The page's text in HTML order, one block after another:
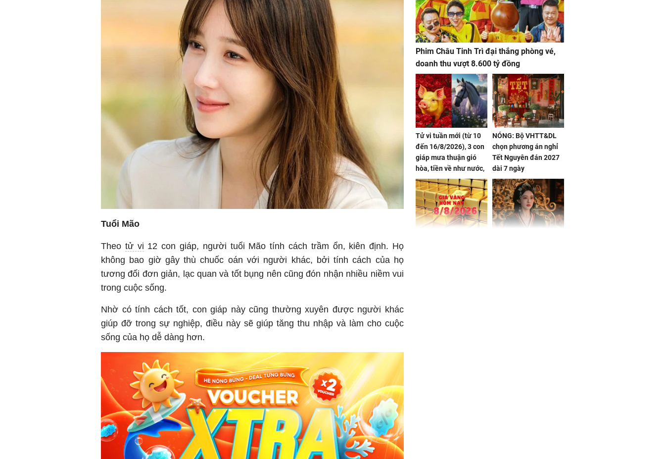
Tuổi Mão
Theo tử vi 12 con giáp, người tuổi Mão tính cách trầm ổn, kiên định. Họ
không bao giờ gây thù chuốc oán với người khác, bởi tính cách của họ
tương đối đơn giản, lạc quan và tốt bụng nên cũng đón nhận nhiều niềm vui
trong cuộc sống.
Nhờ có tính cách tốt, con giáp này cũng thường xuyên được người khác
giúp đỡ trong sự nghiệp, điều này sẽ giúp tăng thu nhập và làm cho cuộc
sống của họ dễ dàng hơn.
Phim Châu Tinh Trì đại thắng phòng vé,
doanh thu vượt 8.600 tỷ đồng
Tử vi tuần mới (từ 10
đến 16/8/2026), 3 con
giáp mưa thuận gió
hòa, tiền về như nước,
bạc vàng dư dả, Phú
Quý Vinh Hoa, vận
trình khai sáng
NÓNG: Bộ VHTT&DL
chọn phương án nghỉ
Tết Nguyên đán 2027
dài 7 ngày